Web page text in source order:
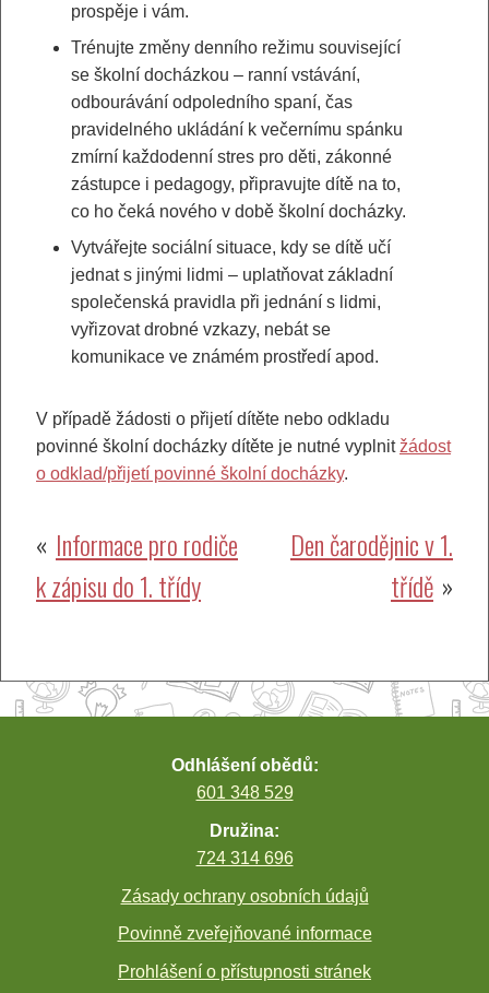
prospěje i vám.
Trénujte změny denního režimu související
se školní docházkou – ranní vstávání,
odbourávání odpoledního spaní, čas
pravidelného ukládání k večernímu spánku
zmírní každodenní stres pro děti, zákonné
zástupce i pedagogy, připravujte dítě na to,
co ho čeká nového v době školní docházky.
Vytvářejte sociální situace, kdy se dítě učí
jednat s jinými lidmi – uplatňovat základní
společenská pravidla při jednání s lidmi,
vyřizovat drobné vzkazy, nebát se
komunikace ve známém prostředí apod.
V případě žádosti o přijetí dítěte nebo odkladu
povinné školní docházky dítěte je nutné vyplnit žádost
o odklad/přijetí povinné školní docházky.
Navigace
pro
Informace pro rodiče
k zápisu do 1. třídy
Den čarodějnic v 1.
třídě
Odhlášení obědů:
601 348 529
Družina:
724 314 696
Zásady ochrany osobních údajů
Povinně zveřejňované informace
Prohlášení o přístupnosti stránek